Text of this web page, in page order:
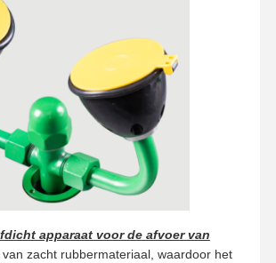
apparaat voor de afvoer van
zacht rubbermateriaal, waardoor het